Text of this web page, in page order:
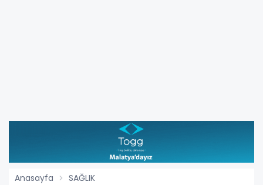
Anasayfa SAĞLIK